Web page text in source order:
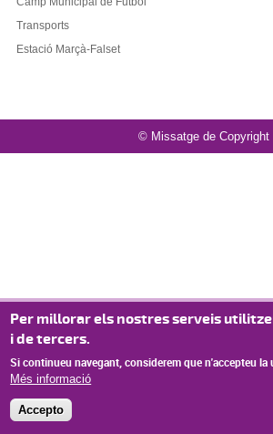
Transports
Estació Marçà-Falset
© Missatge de Copyright
Per millorar els nostres serveis
i de tercers.
Si continueu navegant, considerem que n'accepteu la
Més informació
Accepto